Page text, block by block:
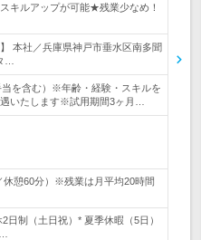
キルアップが可能★残業少なめ！
本社／兵庫県神戸市垂水区南多聞
…
当を含む）※年齢・経験・スキルを
いたします※試用期間3ヶ月…
休憩60分）※残業は月平均20時間
日制（土日祝）* 夏季休暇（5日）